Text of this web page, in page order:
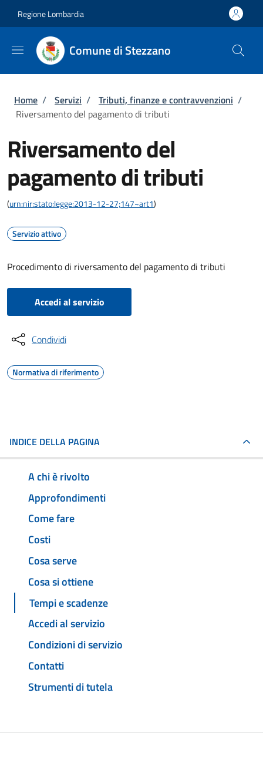
Regione Lombardia
Comune di Stezzano
Briciole di pane
Home / Servizi / Tributi, finanze e contravvenzioni /
Riversamento del pagamento di tributi
Riversamento del
pagamento di tributi
(urn:nir:stato:legge:2013-12-27;147~art1)
Servizio attivo
Procedimento di riversamento del pagamento di tributi
Accedi al servizio
Condividi
Normativa di riferimento
INDICE DELLA PAGINA
A chi è rivolto
Approfondimenti
Come fare
Costi
Cosa serve
Cosa si ottiene
Tempi e scadenze
Accedi al servizio
Condizioni di servizio
Contatti
Strumenti di tutela